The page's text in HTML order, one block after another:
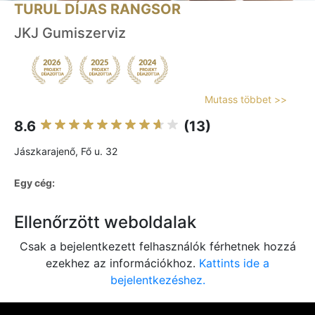
TURUL DÍJAS RANGSOR
JKJ Gumiszerviz
Mutass többet >>
8.6 (13)
Jászkarajenő, Fő u. 32
Egy cég:
Ellenőrzött weboldalak
Csak a bejelentkezett felhasználók férhetnek hozzá
ezekhez az információkhoz. Kattints ide a
bejelentkezéshez.